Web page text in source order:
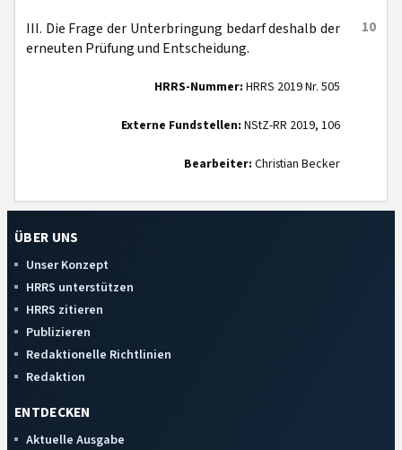
10
III. Die Frage der Unterbringung bedarf deshalb der
erneuten Prüfung und Entscheidung.
HRRS-Nummer: HRRS 2019 Nr. 505
Externe Fundstellen: NStZ-RR 2019, 106
Bearbeiter: Christian Becker
ÜBER UNS
Unser Konzept
HRRS unterstützen
HRRS zitieren
Publizieren
Redaktionelle Richtlinien
Redaktion
ENTDECKEN
Aktuelle Ausgabe